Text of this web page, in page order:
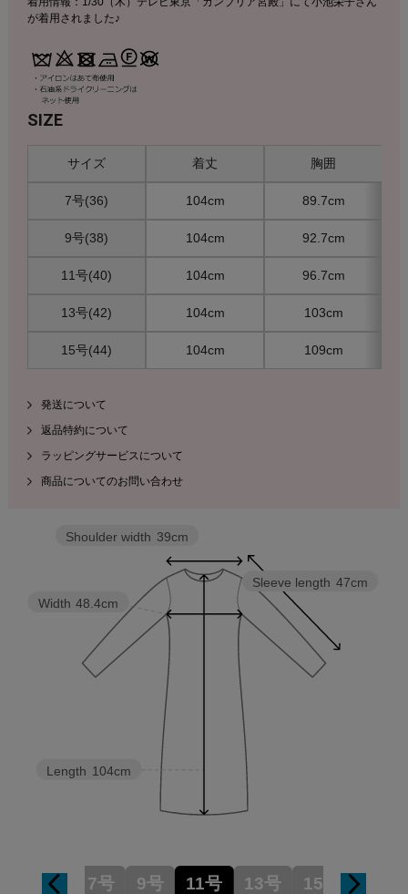
が着用されました♪
SIZE
サイズ 着丈 胸囲
7号(36) 104cm 89.7cm
9号(38) 104cm 92.7cm
11号(40) 104cm 96.7cm
13号(42) 104cm 103cm
15号(44) 104cm 109cm
発送について
返品特約について
ラッピングサービスについて
商品についてのお問い合わせ
Sleeve length 47cm
Length 104cm
Width 48.4cm
Shoulder width 39cm
7号 9号 11号 13号 15号